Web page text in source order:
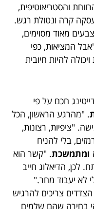
והסטריאוטיפית,
קרה ונטולת רגש.
מאוד מסוימים,
המציאות, כפי
להיות חיובית
חכם על פי
. "מהרגע הראשון, הכל
"ציפיות, רצונות,
בלי להניח
ומתמשכת. "קשר הוא
לכן, הדיאלוג חייב
לא יעבוד מחר."
צריכים להרגיש
בחירה שהם שלמים